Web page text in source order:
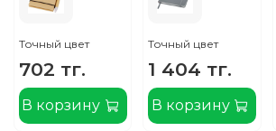
Точный цвет
702 тг.
В корзину
Точный цвет
1 404 тг.
В корзину